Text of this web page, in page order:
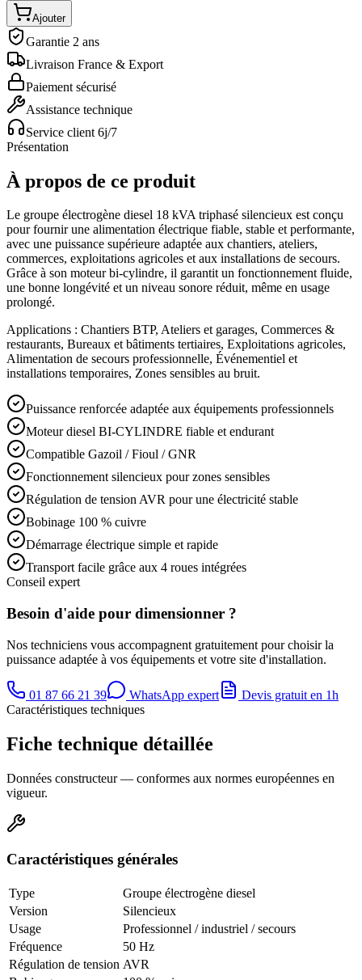
Ajouter
Garantie 2 ans
Livraison France & Export
Paiement sécurisé
Assistance technique
Service client 6j/7
Présentation
À propos de ce produit
Le groupe électrogène diesel 18 kVA triphasé silencieux est conçu
pour fournir une alimentation électrique fiable, stable et performante,
avec une puissance supérieure adaptée aux chantiers, ateliers,
commerces, exploitations agricoles et aux installations de secours.
Grâce à son moteur bi-cylindre, il garantit un fonctionnement fluide,
une bonne longévité et un niveau sonore réduit, même en usage
prolongé.
Applications : Chantiers BTP, Ateliers et garages, Commerces &
restaurants, Bureaux et bâtiments tertiaires, Exploitations agricoles,
Alimentation de secours professionnelle, Événementiel et
installations temporaires, Zones sensibles au bruit.
Puissance renforcée adaptée aux équipements professionnels
Moteur diesel BI-CYLINDRE fiable et endurant
Compatible Gazoil / Fioul / GNR
Fonctionnement silencieux pour zones sensibles
Régulation de tension AVR pour une électricité stable
Bobinage 100 % cuivre
Démarrage électrique simple et rapide
Transport facile grâce aux 4 roues intégrées
Conseil expert
Besoin d'aide pour dimensionner ?
Nos techniciens vous accompagnent gratuitement pour choisir la
puissance adaptée à vos équipements et votre site d'installation.
01 87 66 21 39 WhatsApp expert
Devis gratuit en 1h
Caractéristiques techniques
Fiche technique détaillée
Données constructeur — conformes aux normes européennes en
vigueur.
Caractéristiques générales
Type
Groupe électrogène diesel
Version
Silencieux
Usage
Professionnel / industriel / secours
Fréquence
50 Hz
Régulation de tension AVR